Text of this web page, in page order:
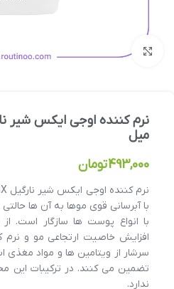
بزرگنمایی تصویر
میل
493,000تومان
با آبرسانی قوی موها به آن ها
با انواع پوست ها سازگار است.
افزایش خاصیت ارتجاعی مو و نرم
سرشار از ویتامین ها و مواد
تضمین می کنند. در ترکیبات این
ندارد.